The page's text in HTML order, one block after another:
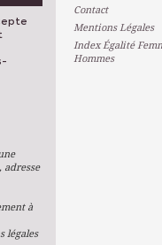
adresse
à
légales
Contact
Mentions Légales
Index Égalité
Hommes